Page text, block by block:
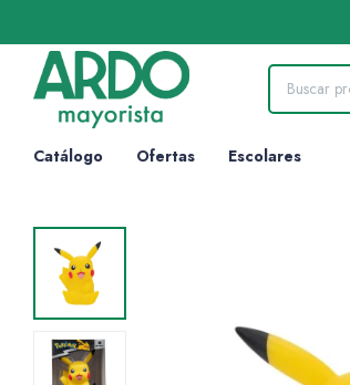
Catálogo Ofertas Escolares